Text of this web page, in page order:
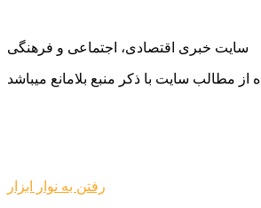
سایت خبری اقتصادی، اجتماعی و فرهنگی
رفتن به نوار ابزار